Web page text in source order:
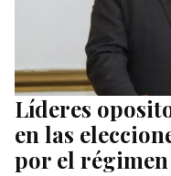
Líderes
en las
por el